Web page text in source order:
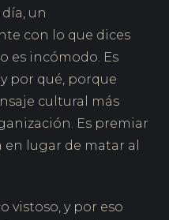
un
con lo que dices
es incómodo. Es
por qué, porque
cultural más
Es premiar
lugar de matar al
vistoso, y por eso